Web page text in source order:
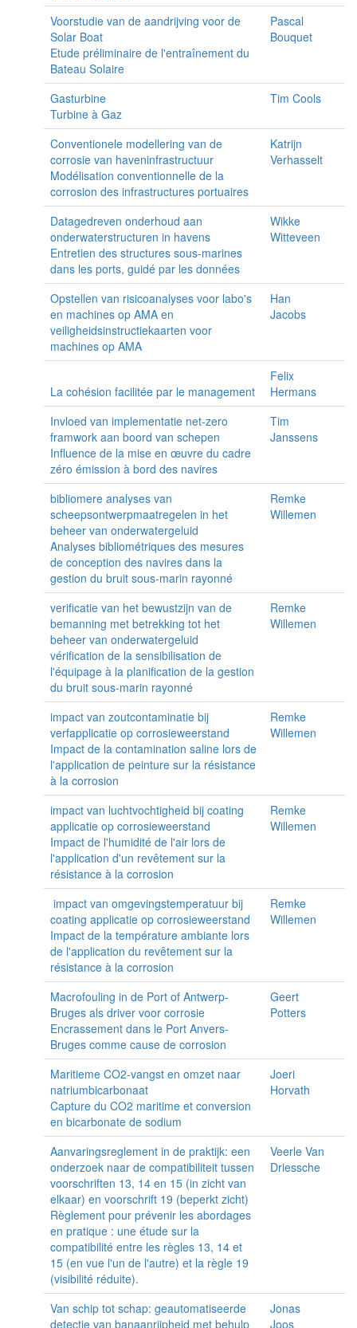
Voorstudie van de aandrijving voor de
Solar Boat
Etude préliminaire de l'entraînement du
Bateau Solaire
Pascal
Bouquet
Gasturbine
Turbine à Gaz
Tim Cools
Conventionele modellering van de
corrosie van haveninfrastructuur
Modélisation conventionnelle de la
corrosion des infrastructures portuaires
Katrijn
Verhasselt
Datagedreven onderhoud aan
onderwaterstructuren in havens
Entretien des structures sous-marines
dans les ports, guidé par les données
Wikke
Witteveen
Opstellen van risicoanalyses voor labo's
en machines op AMA en
veiligheidsinstructiekaarten voor
machines op AMA
Han
Jacobs
La cohésion facilitée par le management
Felix
Hermans
Invloed van implementatie net-zero
framwork aan boord van schepen
Influence de la mise en œuvre du cadre
zéro émission à bord des navires
Tim
Janssens
bibliomere analyses van
scheepsontwerpmaatregelen in het
beheer van onderwatergeluid
Analyses bibliométriques des mesures
de conception des navires dans la
gestion du bruit sous-marin rayonné
Remke
Willemen
verificatie van het bewustzijn van de
bemanning met betrekking tot het
beheer van onderwatergeluid
vérification de la sensibilisation de
l'équipage à la planification de la gestion
du bruit sous-marin rayonné
Remke
Willemen
impact van zoutcontaminatie bij
verfapplicatie op corrosieweerstand
Impact de la contamination saline lors de
l'application de peinture sur la résistance
à la corrosion
Remke
Willemen
impact van luchtvochtigheid bij coating
applicatie op corrosieweerstand
Impact de l'humidité de l'air lors de
l'application d'un revêtement sur la
résistance à la corrosion
Remke
Willemen
impact van omgevingstemperatuur bij
coating applicatie op corrosieweerstand
Impact de la température ambiante lors
de l'application du revêtement sur la
résistance à la corrosion
Remke
Willemen
Macrofouling in de Port of Antwerp-
Bruges als driver voor corrosie
Encrassement dans le Port Anvers-
Bruges comme cause de corrosion
Geert
Potters
Maritieme CO2-vangst en omzet naar
natriumbicarbonaat
Capture du CO2 maritime et conversion
en bicarbonate de sodium
Joeri
Horvath
Aanvaringsreglement in de praktijk: een
onderzoek naar de compatibiliteit tussen
voorschriften 13, 14 en 15 (in zicht van
elkaar) en voorschrift 19 (beperkt zicht)
Règlement pour prévenir les abordages
en pratique : une étude sur la
compatibilité entre les règles 13, 14 et
15 (en vue l'un de l'autre) et la règle 19
(visibilité réduite).
Veerle Van
Driessche
Van schip tot schap: geautomatiseerde
detectie van banaanrijpheid met behulp
Jonas
Joos